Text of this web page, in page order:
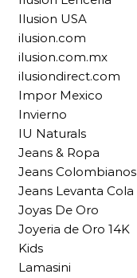
Ilusion USA
ilusion.com
ilusion.com.mx
ilusiondirect.com
Impor Mexico
Invierno
IU Naturals
Jeans & Ropa
Jeans Colombianos
Jeans Levanta Cola
Joyas De Oro
Joyeria de Oro 14K
Kids
Lamasini